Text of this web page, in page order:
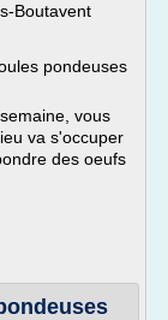
Boutavent
pondeuses
vous
va s'occuper
des oeufs